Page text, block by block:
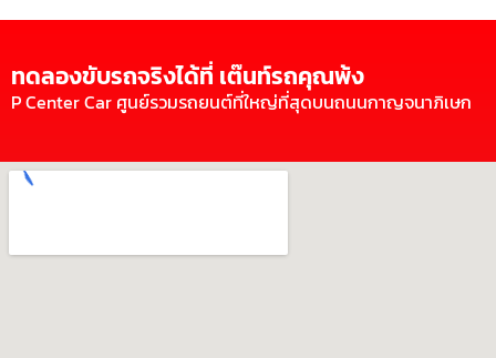
ทดลองขับรถจริงได้ที่ เต๊นท์รถคุณพ้ง
P Center Car ศูนย์รวมรถยนต์ที่ใหญ่ที่สุดบนถนนกาญจนาภิเษก